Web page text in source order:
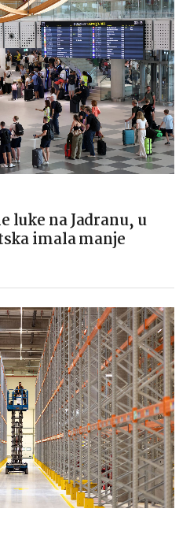
luke na Jadranu, u
imala manje